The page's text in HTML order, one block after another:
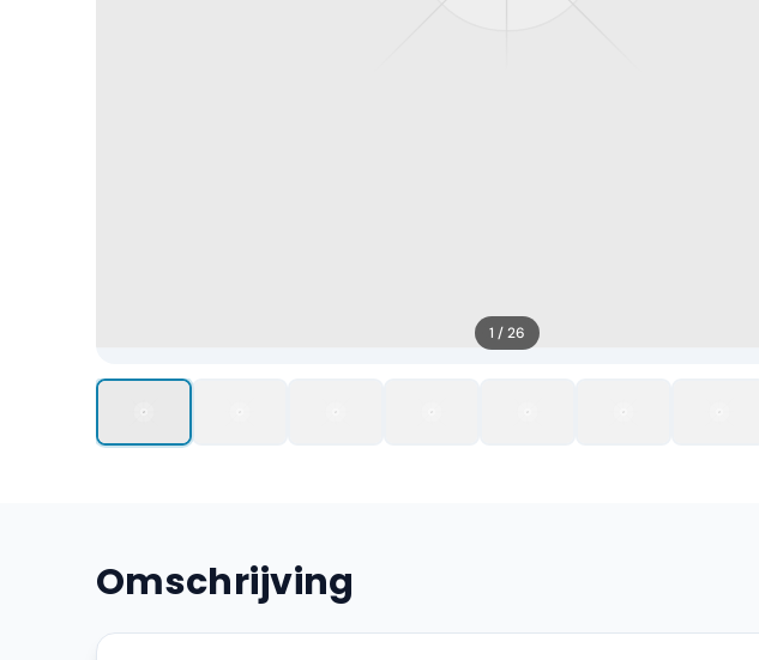
1 /26
Omschrijving